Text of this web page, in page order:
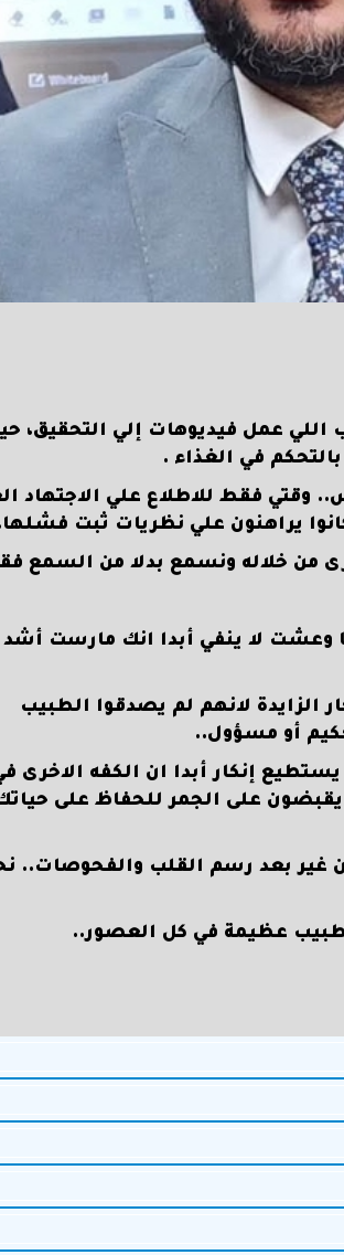
اللي عمل فيديوهات إلي التحقيق،
في الغذاء .
فقط للاطلاع علي الاجتهاد
يراهنون علي نظريات ثبت
من خلاله ونسمع بدلا من السمع
وعشت لا ينفي أبدا انك مارست أشد
الزايدة لانهم لم يصدقوا الطبيب
أو مسؤول..
إنكار أبدا ان الكفه الاخرى
يقبضون على الجمر للحفاظ على
غير بعد رسم القلب والفحوصات..
عظيمة في كل العصور..